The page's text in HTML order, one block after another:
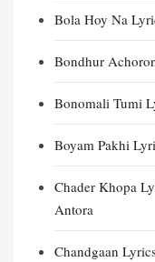
Bola Hoy Na
Bondhur
Bonomali Tumi
Boyam Pakhi
Chader Khopa
Antora
Chandgaan